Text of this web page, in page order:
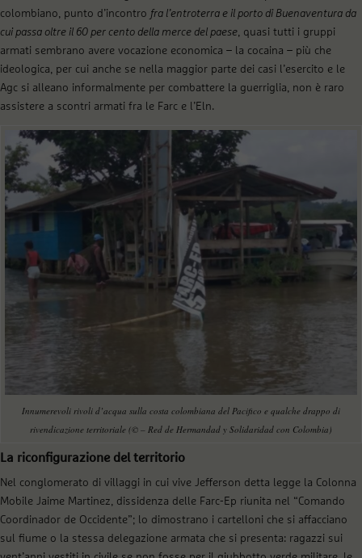
colombiano, punto d’incontro fra l’entroterra e il porto di Buenaventura da
cui passa oltre il 60 per cento della merce del paese , quasi tutti i gruppi
armati sembrano avere vocazione economica – la cocaina – più che
ideologica, per cui anche se nella maggior parte dei casi l’esercito e le
Agc si alleano informalmente per combattere la guerriglia, non è raro
assistere a scontri armati fra le Farc e l’Eln.
Innumerevoli rivoli d’acqua sulla costa colombiana del Pacifico e qualche drappo di
rivendicazione territoriale (© – Red de Hermandad y Solidaridad con Colombia)
La riconfigurazione del territorio
Nel conglomerato di villaggi in cui vive Jefferson detta legge la Colonna
Mobile Jaime Martinez, dissidenza delle Farc-Ep riunita nel “Comando
Coordinador de Occidente”; lo dimostrano i cartelloni che si affacciano
sul fiume o la stessa delegazione armata che si presenta: ragazzi sui